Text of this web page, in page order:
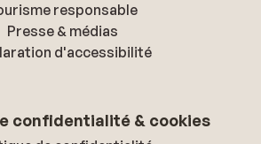
responsable
Presse & médias
d'accessibilité
confidentialité & cookies